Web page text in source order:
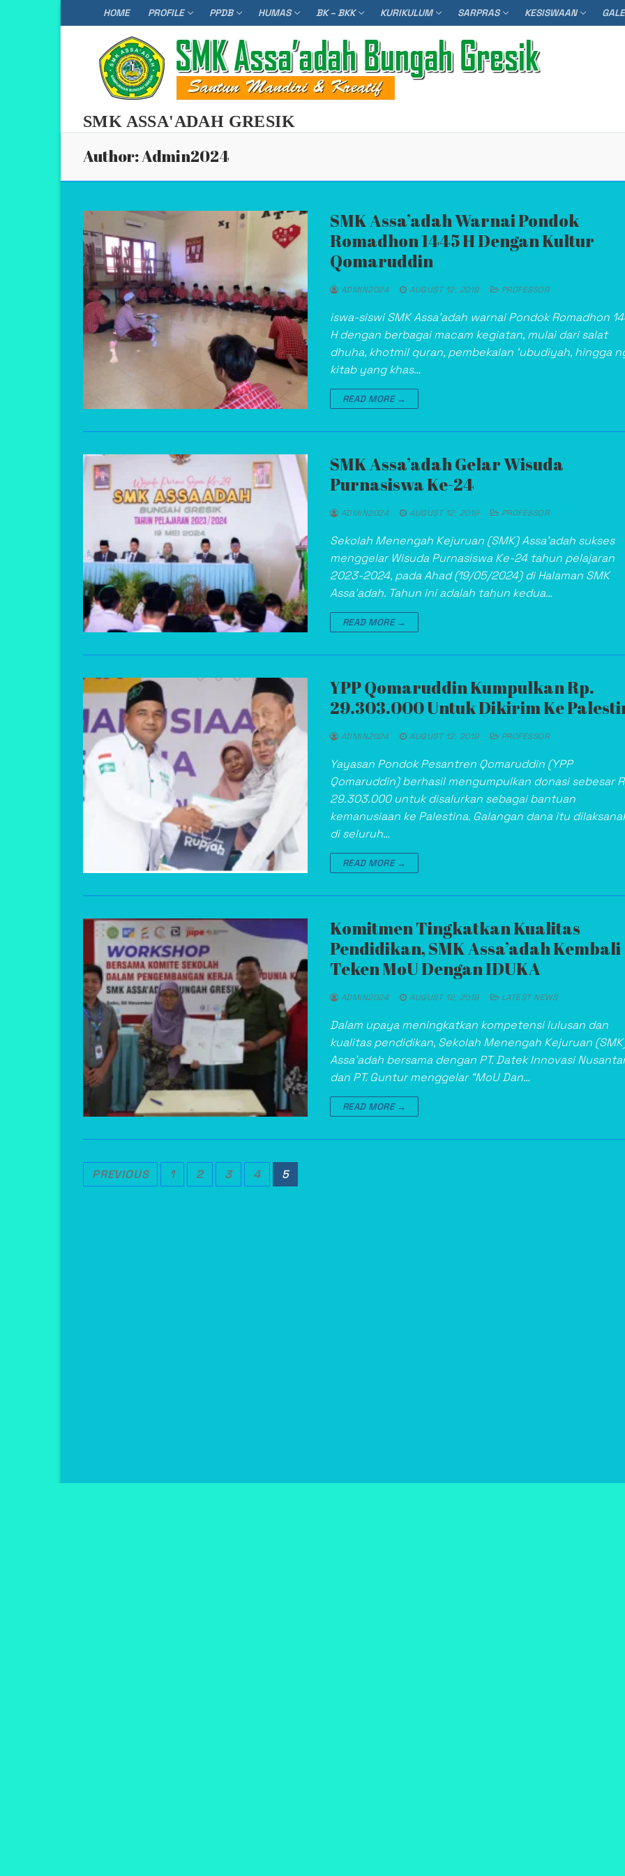
to
HOME PROFILE PPDB HUMAS BK – BKK KURIKULUM SARPRAS KESISWAAN
SMK ASSA'ADAH GRESIK
Author:Admin2024
SMK Assa’adah Warnai Pondok
Romadhon 1445 H Dengan Kultur
Qomaruddin
ADMIN2024 AUGUST 12, 2019 PROFESSOR
iswa-siswi SMK Assa’adah warnai Pondok Romadhon
H dengan berbagai macam kegiatan, mulai dari salat
dhuha, khotmil quran, pembekalan ‘ubudiyah, hingga
kitab yang khas…
READ MORE →
SMK Assa’adah Gelar Wisuda
Purnasiswa Ke-24
ADMIN2024 AUGUST 12, 2019 PROFESSOR
Sekolah Menengah Kejuruan (SMK) Assa’adah sukses
menggelar Wisuda Purnasiswa Ke-24 tahun pelajaran
2023-2024, pada Ahad (19/05/2024) di Halaman SMK
Assa’adah. Tahun ini adalah tahun kedua…
READ MORE →
YPP Qomaruddin Kumpulkan Rp.
29.303.000 Untuk Dikirim Ke
ADMIN2024 AUGUST 12, 2019 PROFESSOR
Yayasan Pondok Pesantren Qomaruddin (YPP
Qomaruddin) berhasil mengumpulkan donasi sebesar
29.303.000 untuk disalurkan sebagai bantuan
kemanusiaan ke Palestina. Galangan dana itu
di seluruh…
READ MORE →
Komitmen Tingkatkan Kualitas
Pendidikan, SMK Assa’adah Kembali
Teken MoU Dengan IDUKA
ADMIN2024 AUGUST 12, 2019 LATEST NEWS
Dalam upaya meningkatkan kompetensi lulusan dan
kualitas pendidikan, Sekolah Menengah Kejuruan
Assa’adah bersama dengan PT. Datek Innovasi
dan PT. Guntur menggelar “MoU Dan…
READ MORE →
Posts
PREVIOUS 1 2 3 4 5